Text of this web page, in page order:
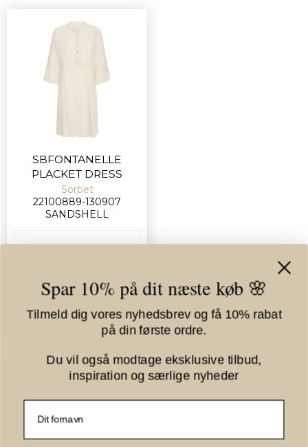
SBFONTANELLE
PLACKET DRESS
Sorbet
22100889-130907
SANDSHELL
VIS PRODUKT
Spar 10% på dit næste køb 🌸
Tilmeld dig vores nyhedsbrev og få 10% rabat
Du vil også modtage eksklusive tilbud,
inspiration og særlige nyheder
Få dine 10% nu
Jeg shopper videre uden rabat
Ved tilmelding accepterer du, at Kiki Gram må opbevare dine
oplysninger i henhold til privatlivspolitikken. Du accepterer
samtidig, at Kiki Gram må sende dig e-mails om produktnyheder
mails.